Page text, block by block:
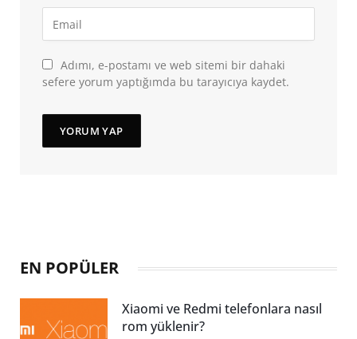
Adımı, e-postamı ve web sitemi bir dahaki
sefere yorum yaptığımda bu tarayıcıya kaydet.
EN POPÜLER
Xiaomi ve Redmi telefonlara nasıl
rom yüklenir?